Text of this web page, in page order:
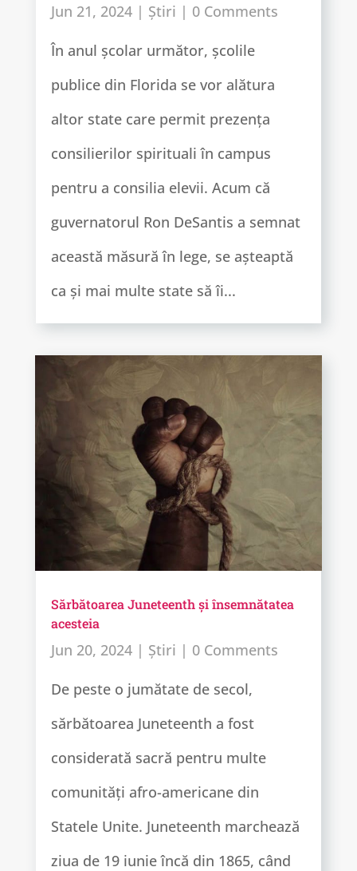
Jun 21, 2024| Știri | 0 Comments
În anul școlar următor, școlile
publice din Florida se vor alătura
altor state care permit prezența
consilierilor spirituali în campus
pentru a consilia elevii. Acum că
guvernatorul Ron DeSantis a semnat
această măsură în lege, se așteaptă
ca și mai multe state să îi...
Sărbătoarea Juneteenth și însemnătatea
acesteia
Jun 20, 2024| Știri | 0 Comments
De peste o jumătate de secol,
sărbătoarea Juneteenth a fost
considerată sacră pentru multe
comunități afro-americane din
Statele Unite. Juneteenth marchează
ziua de 19 iunie încă din 1865, când